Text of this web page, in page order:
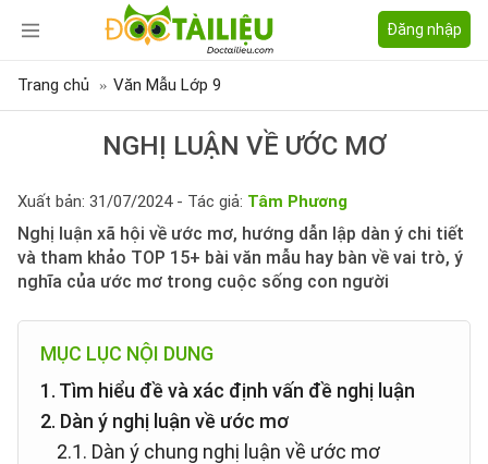
Đăng nhập
Trang chủ Văn Mẫu Lớp 9
NGHỊ LUẬN VỀ ƯỚC MƠ
Xuất bản: 31/07/2024 - Tác giả: Tâm Phương
Nghị luận xã hội về ước mơ, hướng dẫn lập dàn ý chi tiết
và tham khảo TOP 15+ bài văn mẫu hay bàn về vai trò, ý
nghĩa của ước mơ trong cuộc sống con người
MỤC LỤC NỘI DUNG
1. Tìm hiểu đề và xác định vấn đề nghị luận
2. Dàn ý nghị luận về ước mơ
2.1. Dàn ý chung nghị luận về ước mơ